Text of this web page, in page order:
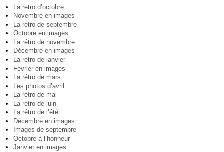
La retro d’octobre
Novembre en images
La rétro de septembre
Octobre en images
La rétro de novembre
Décembre en images
La retro de janvier
Février en images
La rétro de mars
Les photos d’avril
La rétro de mai
La rétro de juin
La rétro de l’été
Décembre en images
Images de septembre
Octobre à l’honneur
Janvier en images